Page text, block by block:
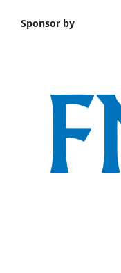
Sponsor by